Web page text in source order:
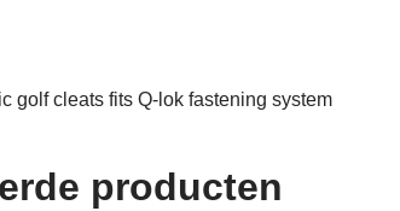
golf cleats fits Q-lok fastening system
producten